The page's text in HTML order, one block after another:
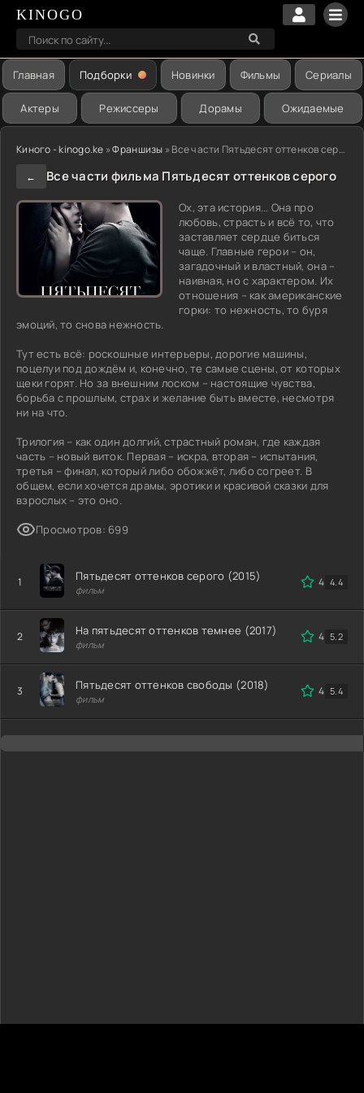
KINOGO
Главная Подборки Новинки Фильмы Сериалы
Актеры Режиссеры Дорамы Ожидаемые
Киного - kinogo.ke »Франшизы » Все части Пятьдесят оттенков серого
←
Все части фильма Пятьдесят оттенков серого
Ох, эта история... Она про
любовь, страсть и всё то, что
заставляет сердце биться
чаще. Главные герои – он,
загадочный и властный, она –
наивная, но с характером. Их
отношения – как американские
горки: то нежность, то буря
эмоций, то снова нежность.
Тут есть всё: роскошные интерьеры, дорогие машины,
поцелуи под дождём и, конечно, те самые сцены, от которых
щеки горят. Но за внешним лоском – настоящие чувства,
борьба с прошлым, страх и желание быть вместе, несмотря
ни на что.
Трилогия – как один долгий, страстный роман, где каждая
часть – новый виток. Первая – искра, вторая – испытания,
третья – финал, который либо обожжёт, либо согреет. В
общем, если хочется драмы, эротики и красивой сказки для
взрослых – это оно.
Просмотров: 699
1 Пятьдесят оттенков серого (2015)
фильм
4.54.4
2 На пятьдесят оттенков темнее (2017)
фильм
4.85.2
3 Пятьдесят оттенков свободы (2018)
фильм
4.25.4